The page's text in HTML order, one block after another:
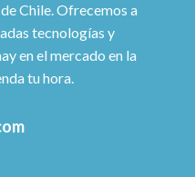
Chile. Ofrecemos a
tecnologías y
en el mercado en la
tu hora.